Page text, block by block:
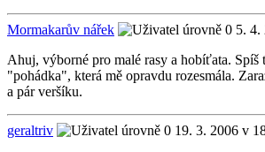
Mormakarův nářek
5. 4.
Ahuj, výborné pro malé rasy a hobíťata. Spíš
"pohádka", která mě opravdu rozesmála.
a pár veršíku.
geraltriv
19. 3. 2006 v